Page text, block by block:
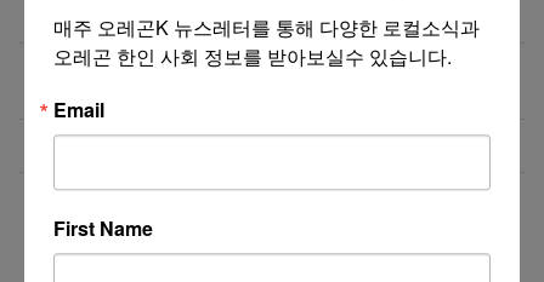
도매회사 드라이버 모십니다 07/12/26
직업을 바꾸는 것이 아니라, 미래를 바꾸는 선택일 수
07/08/26
Resin rose bjd 인형행사 2일 통역사 구합니다.
매주 오레곤K 뉴스레터를 통해 다양한 로컬소식과
오레곤 한인 사회 정보를 받아보실수 있습니다.
Email
First Name